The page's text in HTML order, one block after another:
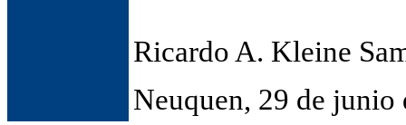
Ricardo A. Kleine
Neuquen, 29 de junio